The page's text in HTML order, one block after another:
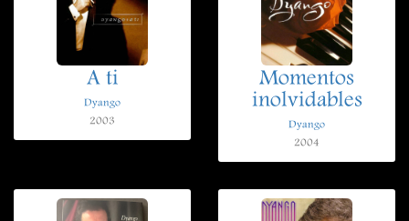
A ti
Dyango
2003
Momentos
inolvidables
Dyango
2004